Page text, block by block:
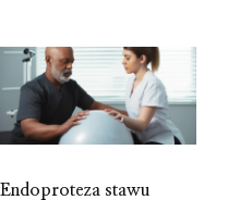
Endoproteza stawu